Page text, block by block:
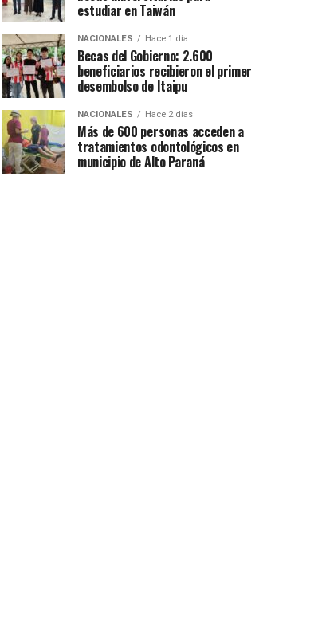
estudiar en Taiwán
NACIONALES Hace 1 día
Becas del Gobierno: 2.600
beneficiarios recibieron el primer
desembolso de Itaipu
NACIONALES Hace 2 días
Más de 600 personas acceden a
tratamientos odontológicos en
municipio de Alto Paraná